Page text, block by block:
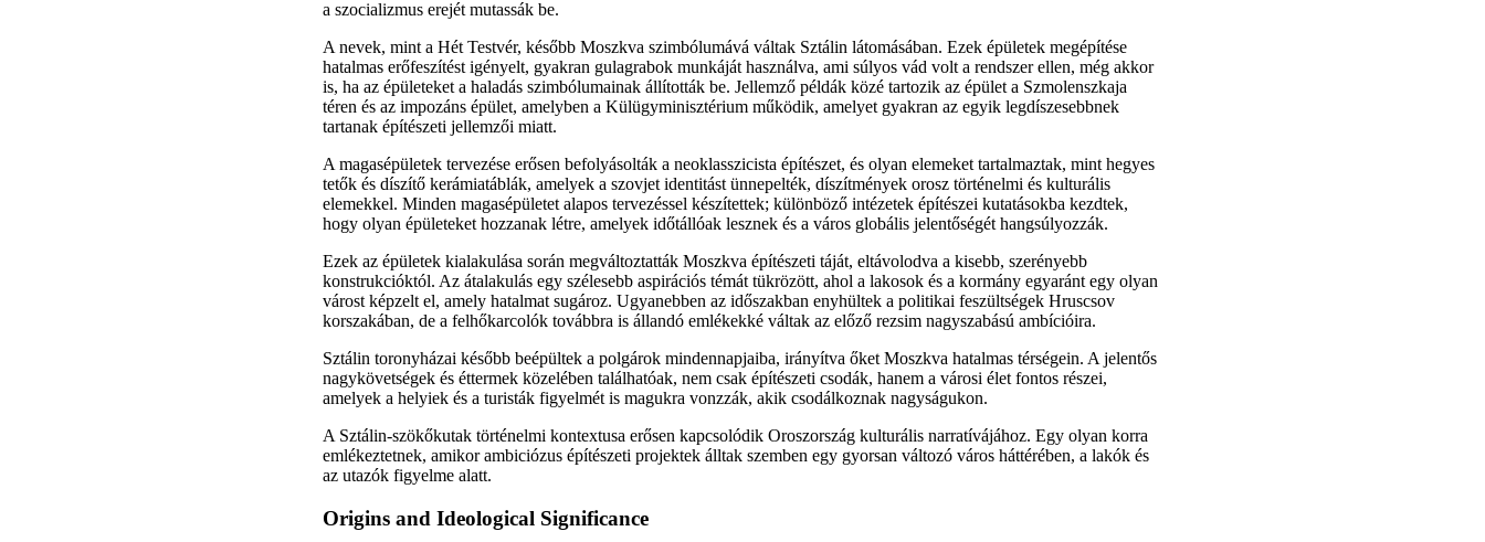
a szocializmus erejét mutassák be.
A nevek, mint a Hét Testvér, később Moszkva szimbólumává váltak Sztálin látomásában. Ezek épületek megépítése
hatalmas erőfeszítést igényelt, gyakran gulagrabok munkáját használva, ami súlyos vád volt a rendszer ellen, még akkor
is, ha az épületeket a haladás szimbólumainak állították be. Jellemző példák közé tartozik az épület a Szmolenszkaja
téren és az impozáns épület, amelyben a Külügyminisztérium működik, amelyet gyakran az egyik legdíszesebbnek
tartanak építészeti jellemzői miatt.
A magasépületek tervezése erősen befolyásolták a neoklasszicista építészet, és olyan elemeket tartalmaztak, mint hegyes
tetők és díszítő kerámiatáblák, amelyek a szovjet identitást ünnepelték, díszítmények orosz történelmi és kulturális
elemekkel. Minden magasépületet alapos tervezéssel készítettek; különböző intézetek építészei kutatásokba kezdtek,
hogy olyan épületeket hozzanak létre, amelyek időtállóak lesznek és a város globális jelentőségét hangsúlyozzák.
Ezek az épületek kialakulása során megváltoztatták Moszkva építészeti táját, eltávolodva a kisebb, szerényebb
konstrukcióktól. Az átalakulás egy szélesebb aspirációs témát tükrözött, ahol a lakosok és a kormány egyaránt egy olyan
várost képzelt el, amely hatalmat sugároz. Ugyanebben az időszakban enyhültek a politikai feszültségek Hruscsov
korszakában, de a felhőkarcolók továbbra is állandó emlékekké váltak az előző rezsim nagyszabású ambícióira.
Sztálin toronyházai később beépültek a polgárok mindennapjaiba, irányítva őket Moszkva hatalmas térségein. A jelentős
nagykövetségek és éttermek közelében találhatóak, nem csak építészeti csodák, hanem a városi élet fontos részei,
amelyek a helyiek és a turisták figyelmét is magukra vonzzák, akik csodálkoznak nagyságukon.
A Sztálin-szökőkutak történelmi kontextusa erősen kapcsolódik Oroszország kulturális narratívájához. Egy olyan korra
emlékeztetnek, amikor ambiciózus építészeti projektek álltak szemben egy gyorsan változó város háttérében, a lakók és
az utazók figyelme alatt.
Origins and Ideological Significance